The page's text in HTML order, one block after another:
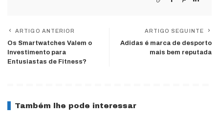
ARTIGO ANTERIOR
Os Smartwatches Valem o
Investimento para
Entusiastas de Fitness?
ARTIGO SEGUINTE
Adidas é marca de desporto
mais bem reputada
Também lhe pode interessar